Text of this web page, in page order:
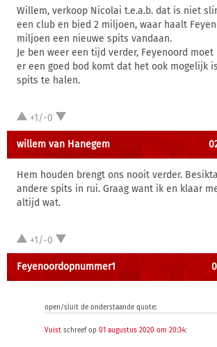
Willem, verkoop Nicolai t.e.a.b. dat is niet
een club en bied 2 miljoen, waar haalt
miljoen een nieuwe spits vandaan.
Je ben weer een tijd verder, Feyenoord
er een goed bod komt dat het ook mogelijk
spits te halen.
+1/-0
willem van Hanegem
Hem houden brengt ons nooit verder.
andere spits in rui. Graag want ik en klaar
altijd wat.
+1/-0
Feyenoordopnummer1
open/sluit de onderstaande quote:
Vuist schreef op 01 augustus 2020 om 20:34: